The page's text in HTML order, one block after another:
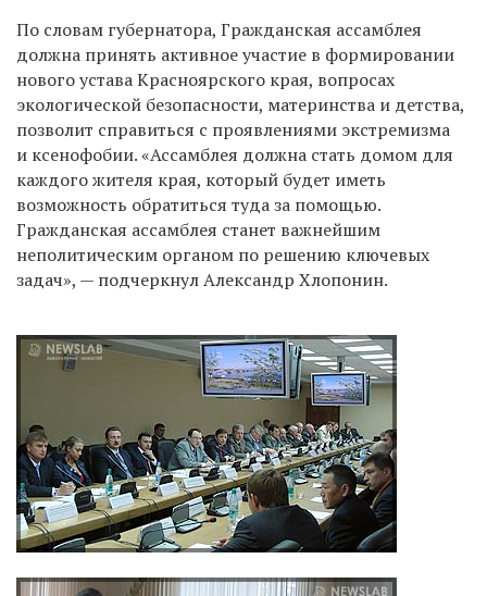
По словам губернатора, Гражданская ассамблея
должна принять активное участие в формировании
нового устава Красноярского края, вопросах
экологической безопасности, материнства и детства,
позволит справиться с проявлениями экстремизма
и ксенофобии. «Ассамблея должна стать домом для
каждого жителя края, который будет иметь
возможность обратиться туда за помощью.
Гражданская ассамблея станет важнейшим
неполитическим органом по решению ключевых
задач», — подчеркнул Александр Хлопонин.